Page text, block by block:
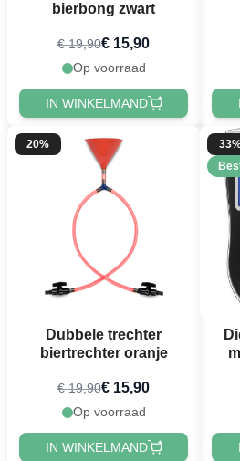
bierbong zwart
€ 19,90€ 15,90
Op voorraad
IN WINKELMAND
20%
Dubbele trechter
biertrechter oranje
€ 19,90€ 15,90
Op voorraad
IN WINKELMAND